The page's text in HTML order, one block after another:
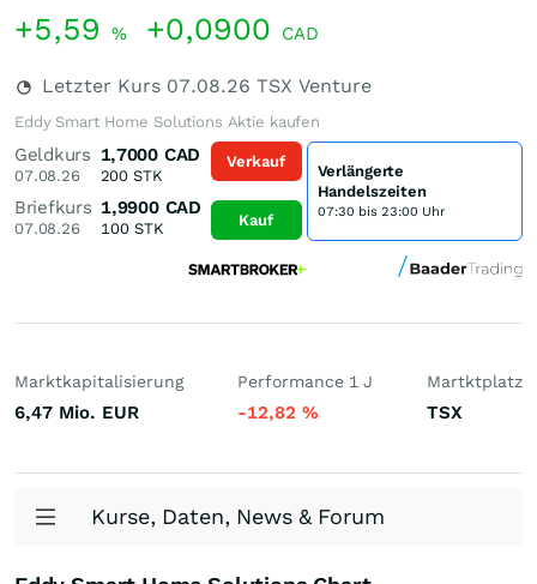
+5,59 % +0,0900 CAD
Letzter Kurs 07.08.26 TSX Venture
Eddy Smart Home Solutions Aktie kaufen
Geldkurs
07.08.26
1,7000 CAD
200 STK
Briefkurs
07.08.26
1,9900 CAD
100STK
Verkauf
Kauf
Verlängerte
Handelszeiten
07:30 bis 23:00 Uhr
Marktkapitalisierung
6,47 Mio. EUR
Performance 1 J
-12,82 %
Martktplatz
TSX
Kurse, Daten, News & Forum